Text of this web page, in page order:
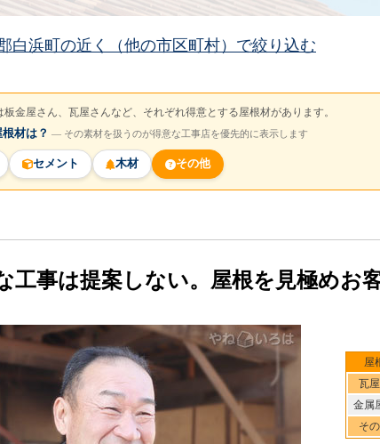
白浜町の近く（他の市区町村）で絞り込む
金屋さん、瓦屋さんなど、それぞれ得意とする屋根材があります。
材は？ ― その素材を扱うのが得意な工事店を優先的に表示します
セメント 木材 その他
工事は提案しない。屋根を見極めお
屋
瓦
金属
そ